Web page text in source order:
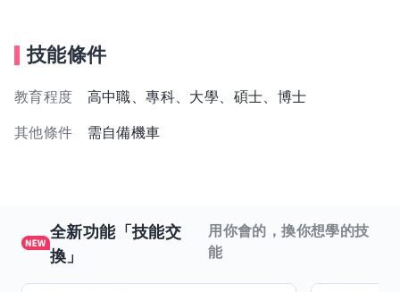
技能條件
教育程度 高中職、專科、大學、碩士、博士
其他條件 需自備機車
全新功能「技能交
換」
用你會的，換你想學的技
能